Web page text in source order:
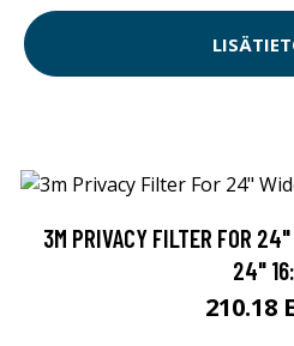
3M PRIVACY FILTER FOR
24"
210.18